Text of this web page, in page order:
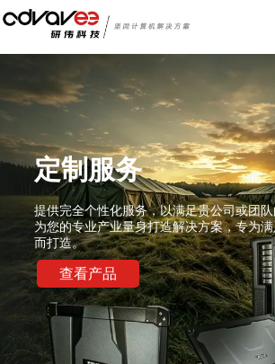
定制服务
提供完全个性化服务，以满足贵公司或团队
为您的专业产业量身打造解决方案，专为
而打造。
查看产品